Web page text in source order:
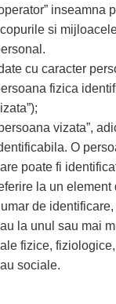
inseamna
si
cu caracter
fizica
vizata”,
O
poate fi
la un element
de
la unul sau mai
fizice,
sociale.